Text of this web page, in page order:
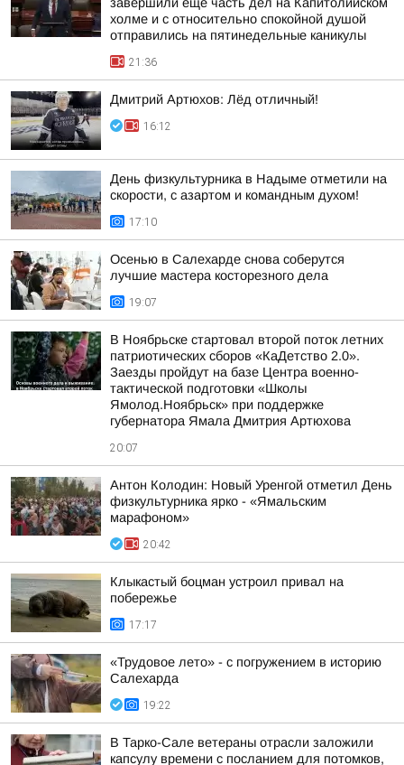
холме и с относительно спокойной душой
отправились на пятинедельные каникулы
21:36
Дмитрий Артюхов: Лёд отличный!
16:12
День физкультурника в Надыме отметили на
скорости, с азартом и командным духом!
17:10
Осенью в Салехарде снова соберутся
лучшие мастера косторезного дела
19:07
В Ноябрьске стартовал второй поток летних
патриотических сборов «КаДетство 2.0».
Заезды пройдут на базе Центра военно-
тактической подготовки «Школы
Ямолод.Ноябрьск» при поддержке
губернатора Ямала Дмитрия Артюхова
20:07
Антон Колодин: Новый Уренгой отметил День
физкультурника ярко - «Ямальским
марафоном»
20:42
Клыкастый боцман устроил привал на
побережье
17:17
«Трудовое лето» - с погружением в историю
Салехарда
19:22
В Тарко-Сале ветераны отрасли заложили
капсулу времени с посланием для потомков,